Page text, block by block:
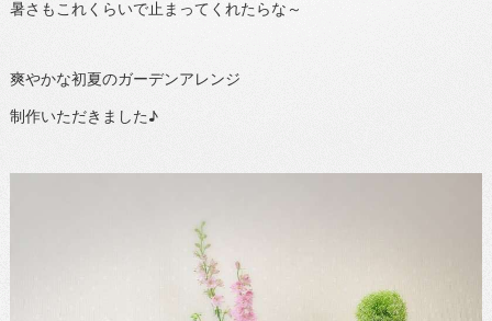
暑さもこれくらいで止まってくれたらな～
爽やかな初夏のガーデンアレンジ
制作いただきました♪